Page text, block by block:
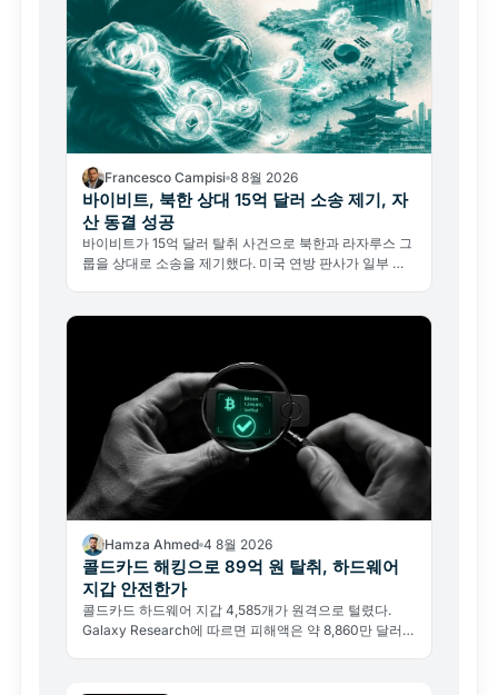
Francesco Campisi 8 8월 2026
바이비트, 북한 상대 15억 달러 소송 제기, 자
산 동결 성공
바이비트가 15억 달러 탈취 사건으로 북한과 라자루스 그
룹을 상대로 소송을 제기했다. 미국 연방 판사가 일부 자
Hamza Ahmed 4 8월 2026
콜드카드 해킹으로 89억 원 탈취, 하드웨어
지갑 안전한가
콜드카드 하드웨어 지갑 4,585개가 원격으로 털렸다.
Galaxy Research에 따르면 피해액은 약 8,860만 달러,